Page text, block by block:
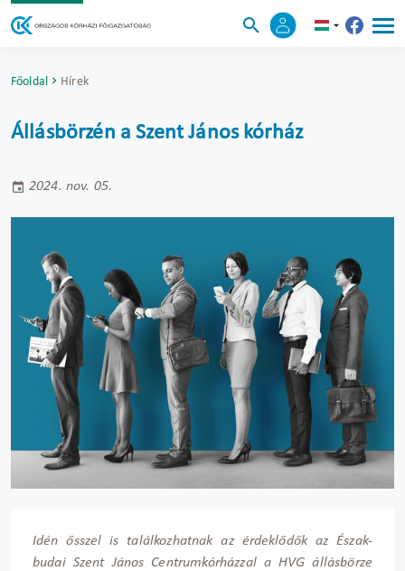
Főoldal Hírek
Állásbörzén a Szent János kórház
2024. nov. 05.
Idén ősszel is találkozhatnak az érdeklődők az Észak-
budai Szent János Centrumkórházzal a HVG állásbörze